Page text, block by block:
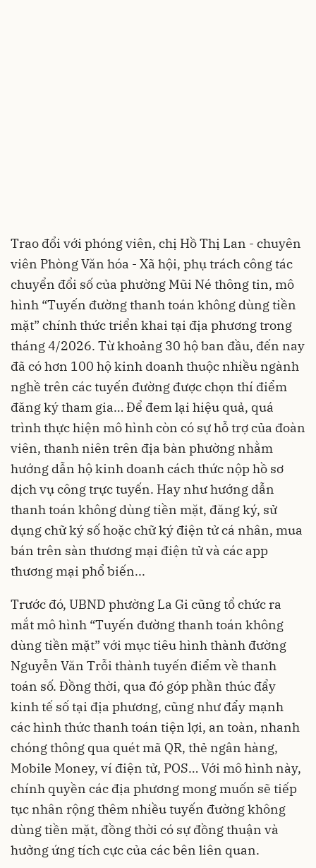
Trao đổi với phóng viên, chị Hồ Thị Lan - chuyên
viên Phòng Văn hóa - Xã hội, phụ trách công tác
chuyển đổi số của phường Mũi Né thông tin, mô
hình “Tuyến đường thanh toán không dùng tiền
mặt” chính thức triển khai tại địa phương trong
tháng 4/2026. Từ khoảng 30 hộ ban đầu, đến nay
đã có hơn 100 hộ kinh doanh thuộc nhiều ngành
nghề trên các tuyến đường được chọn thí điểm
đăng ký tham gia… Để đem lại hiệu quả, quá
trình thực hiện mô hình còn có sự hỗ trợ của đoàn
viên, thanh niên trên địa bàn phường nhằm
hướng dẫn hộ kinh doanh cách thức nộp hồ sơ
dịch vụ công trực tuyến. Hay như hướng dẫn
thanh toán không dùng tiền mặt, đăng ký, sử
dụng chữ ký số hoặc chữ ký điện tử cá nhân, mua
bán trên sàn thương mại điện tử và các app
thương mại phổ biến...
Trước đó, UBND phường La Gi cũng tổ chức ra
mắt mô hình “Tuyến đường thanh toán không
dùng tiền mặt” với mục tiêu hình thành đường
Nguyễn Văn Trỗi thành tuyến điểm về thanh
toán số. Đồng thời, qua đó góp phần thúc đẩy
kinh tế số tại địa phương, cũng như đẩy mạnh
các hình thức thanh toán tiện lợi, an toàn, nhanh
chóng thông qua quét mã QR, thẻ ngân hàng,
Mobile Money, ví điện tử, POS… Với mô hình này,
chính quyền các địa phương mong muốn sẽ tiếp
tục nhân rộng thêm nhiều tuyến đường không
dùng tiền mặt, đồng thời có sự đồng thuận và
hưởng ứng tích cực của các bên liên quan.